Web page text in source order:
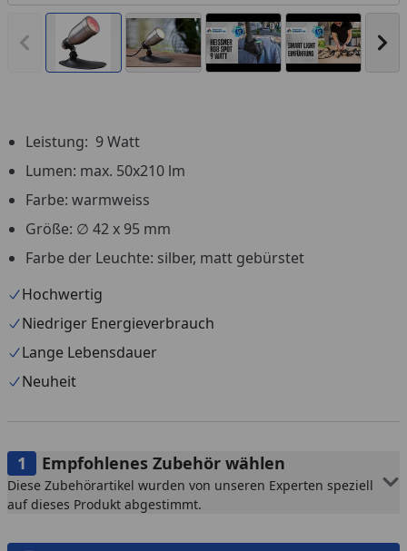
Vorheriges Bild anzeigen
Leistung: 9 Watt
Lumen: max. 50x210 lm
Farbe: warmweiss
Größe: ∅ 42 x 95 mm
Farbe der Leuchte: silber, matt gebürstet
Hochwertig
Niedriger Energieverbrauch
Lange Lebensdauer
Neuheit
Empfohlenes Zubehör wählen
Diese Zubehörartikel wurden von unseren Experten speziell
auf dieses Produkt abgestimmt.